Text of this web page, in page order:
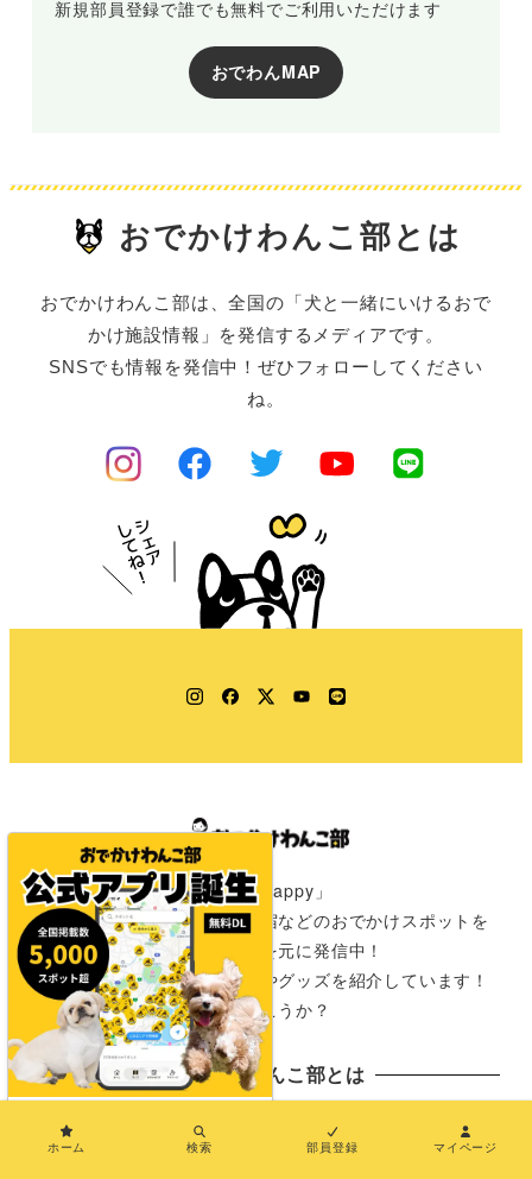
新規部員登録で誰でも無料でご利用いただけます
おでわんMAP
おでかけわんこ部とは
おでかけわんこ部は、全国の「犬と一緒にいけるおで
かけ施設情報」を発信するメディアです。
SNSでも情報を発信中！ぜひフォローしてください
ね。
Instagram
Facebook
TwitterYouTube
LINE
「きみのワクワクはわたしのHappy」
愛犬と一緒に行けるカフェや宿などのおでかけスポットを
全国の飼い主さんからの情報を元に発信中！
おでかけが楽しみになる情報やグッズを紹介しています！
さぁ次は君と一緒にどこに行こうか？
おでかけわんこ部とは
おでかけわんこ部とは
ホーム 検索 部員登録 マイページ